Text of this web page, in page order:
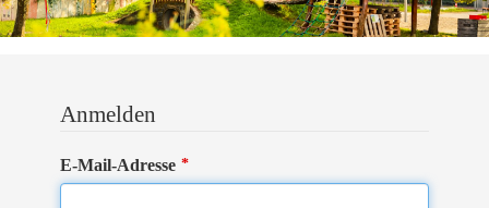
Anmelden
E-Mail-Adresse